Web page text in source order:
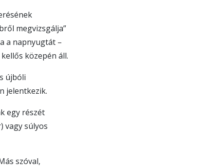
megvizsgálja”
a napnyugtát –
közepén áll.
újbóli
jelentkezik.
egy részét
vagy súlyos
szóval,